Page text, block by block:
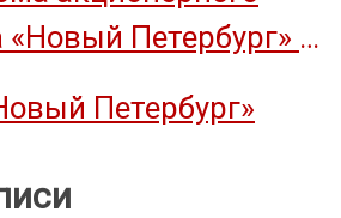
Петербург» —
Петербург»